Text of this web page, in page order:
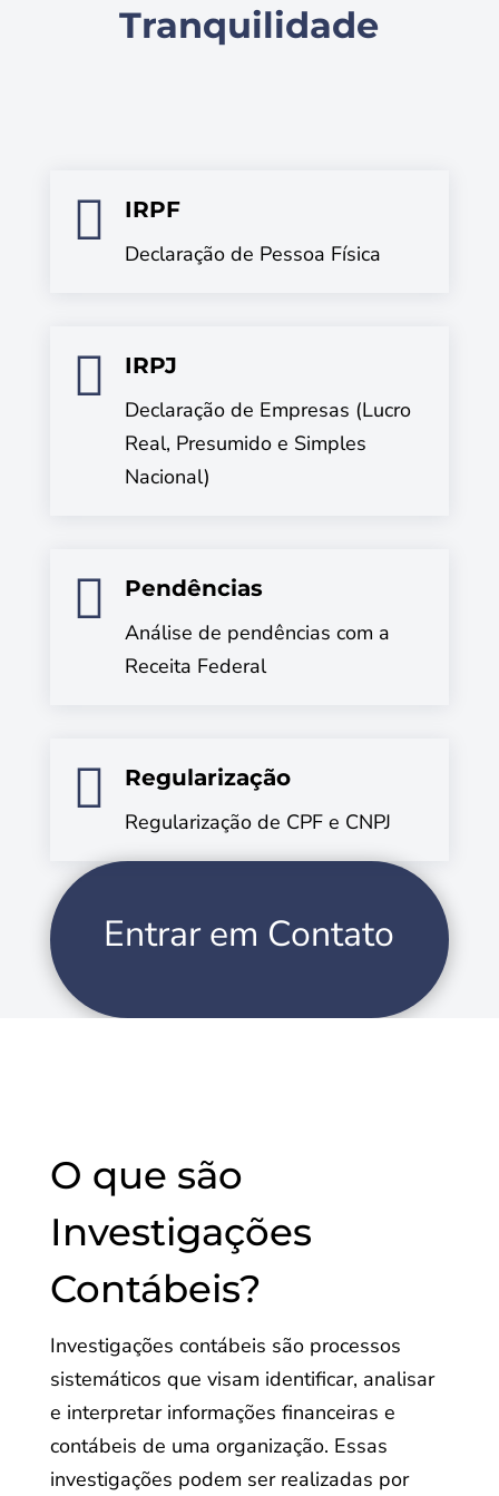
Tranquilidade

IRPF
Declaração de Pessoa Física

IRPJ
Declaração de Empresas (Lucro
Real, Presumido e Simples
Nacional)

Pendências
Análise de pendências com a
Receita Federal

Regularização
Regularização de CPF e CNPJ
Entrar em Contato
O que são
Investigações
Contábeis?
Investigações contábeis são processos
sistemáticos que visam identificar, analisar
e interpretar informações financeiras e
contábeis de uma organização. Essas
investigações podem ser realizadas por